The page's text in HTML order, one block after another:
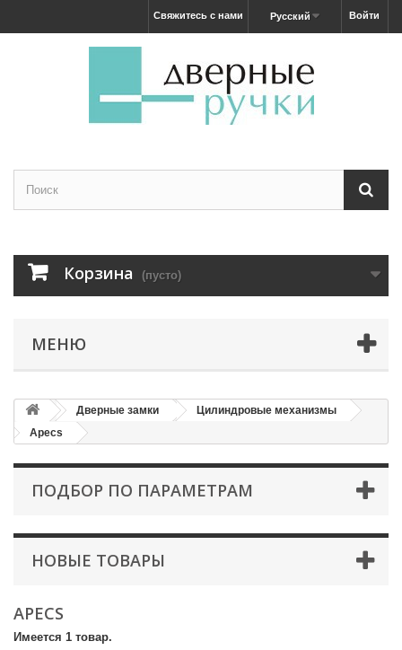
Войти
Русский
Свяжитесь с нами
Корзина (пусто)
МЕНЮ
Дверные замки
Цилиндровые механизмы
Apecs
ПОДБОР ПО ПАРАМЕТРАМ
НОВЫЕ ТОВАРЫ
APECS
Имеется 1 товар.